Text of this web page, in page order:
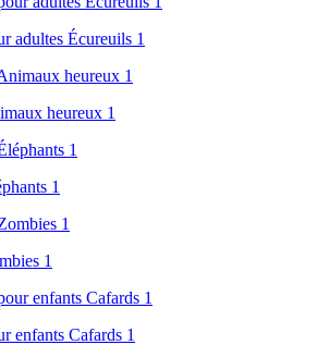
adultes Écureuils 1
heureux 1
1
1
enfants Cafards 1